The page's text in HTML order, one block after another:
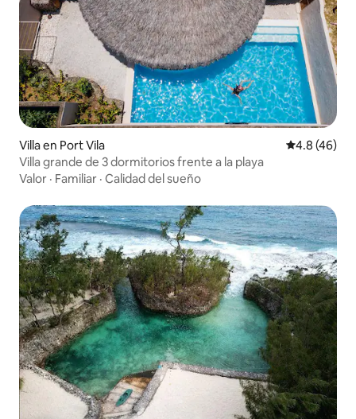
Villa en Port Vila Calificación
4.8 (46)
Villa grande de 3 dormitorios frente a la playa
Valor · Familiar · Calidad del sueño